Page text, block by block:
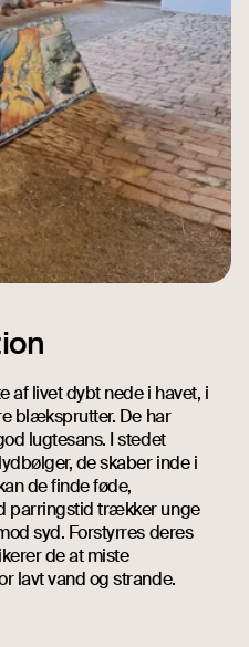
af livet dybt nede i havet, i
blæksprutter. De har
lugtesans. I stedet
de skaber inde i
de finde føde,
parringstid trækker unge
syd. Forstyrres deres
de at miste
lavt vand og strande.